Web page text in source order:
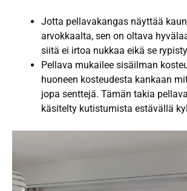
Jotta pellavakangas näyttää
arvokkaalta, sen on oltava
siitä ei irtoa nukkaa eikä se
Pellava mukailee sisäilman
huoneen kosteudesta kankaan
jopa senttejä. Tämän takia
käsitelty kutistumista estävällä